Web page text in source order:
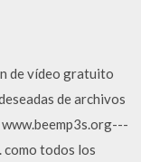
de vídeo gratuito
de archivos
como todos los